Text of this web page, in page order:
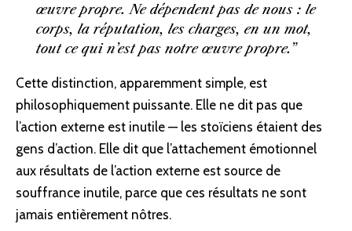
œuvre propre. Ne dépendent pas de nous : le
corps, la réputation, les charges, en un mot,
tout ce qui n’est pas notre œuvre propre.”
Cette distinction, apparemment simple, est
philosophiquement puissante. Elle ne dit pas que
l’action externe est inutile — les stoïciens étaient des
gens d’action. Elle dit que l’attachement émotionnel
aux résultats de l’action externe est source de
souffrance inutile, parce que ces résultats ne sont
jamais entièrement nôtres.